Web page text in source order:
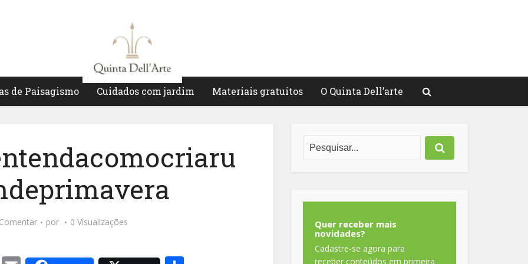
de Paisagismo Cuidados com jardim Materiais gratuitos O Quinta Dell’arte
Comentar por 0 Visualizações
Quer receber mais
novidades?
Cadastre-se agora para
receber conteúdos em primeira